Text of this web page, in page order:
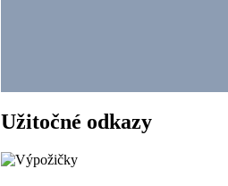
Užitočné odkazy